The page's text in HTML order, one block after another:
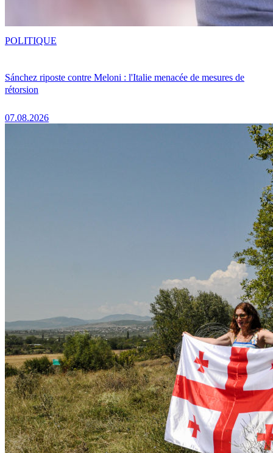
Sánchez riposte contre Meloni : l'Italie menacée de mesures de
rétorsion
07.08.2026
POLITIQUE